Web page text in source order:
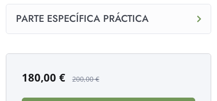
PARTE ESPECÍFICA PRÁCTICA
180,00 € 200,00€